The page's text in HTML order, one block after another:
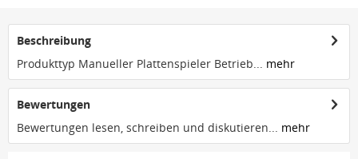
Beschreibung
Produkttyp Manueller Plattenspieler Betrieb... mehr
Bewertungen
Bewertungen lesen, schreiben und diskutieren... mehr